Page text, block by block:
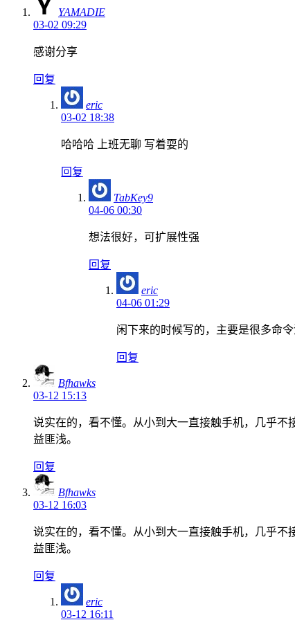
YAMADIE
03-02 09:29
感谢分享
回复
eric
03-02 18:38
哈哈哈 上班无聊 写着耍的
回复
TabKey9
04-06 00:30
想法很好，可扩展性强
回复
eric
04-06 01:29
闲下来的时候写的，主要是很多命
回复
Bfhawks
03-12 15:13
说实在的，看不懂。从小到大一直接触手机，几乎
益匪浅。
回复
Bfhawks
03-12 16:03
说实在的，看不懂。从小到大一直接触手机，几乎
益匪浅。
回复
eric
03-12 16:11